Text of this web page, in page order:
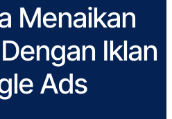
Menaikan
Iklan
Ads